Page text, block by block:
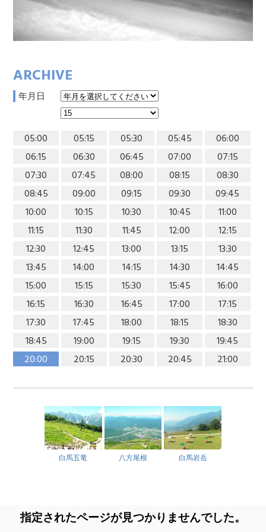
ARCHIVE
年月日
05:00 05:15 05:30 05:45
06:00
06:15
06:30 06:45 07:00
07:15
07:30
07:45 08:00 08:15
08:30
08:45
09:00 09:15 09:30
09:45
10:00
10:15 10:30 10:45
11:00
11:15
11:30 11:45 12:00
12:15
12:30
12:45 13:00 13:15
13:30
13:45
14:00 14:15 14:30
14:45
15:00
15:15 15:30 15:45
16:00
16:15
16:30 16:45 17:00
17:15
17:30
17:45 18:00 18:15
18:30
18:45
19:00 19:15 19:30
19:45
20:00
20:15 20:30 20:45 21:00
白馬五竜 八方尾根 白馬岩岳